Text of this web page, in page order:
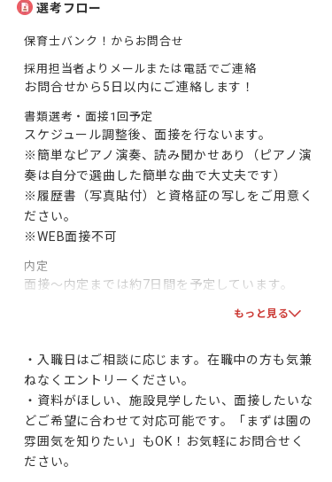
選考フロー
保育士バンク！からお問合せ
採用担当者よりメールまたは電話でご連絡
お問合せから5日以内にご連絡します！
書類選考・面接1回予定
スケジュール調整後、面接を行ないます。
※簡単なピアノ演奏、読み聞かせあり（ピアノ演
奏は自分で選曲した簡単な曲で大丈夫です）
※履歴書（写真貼付）と資格証の写しをご用意く
ださい。
※WEB面接不可
内定
面接～内定までは約7日間を予定しています。
双方で合意となりましたら、採用となります！一
もっと見る
・入職日はご相談に応じます。在職中の方も気兼
ねなくエントリーください。
・資料がほしい、施設見学したい、面接したいな
どご希望に合わせて対応可能です。「まずは園の
雰囲気を知りたい」もOK！お気軽にお問合せく
ださい。